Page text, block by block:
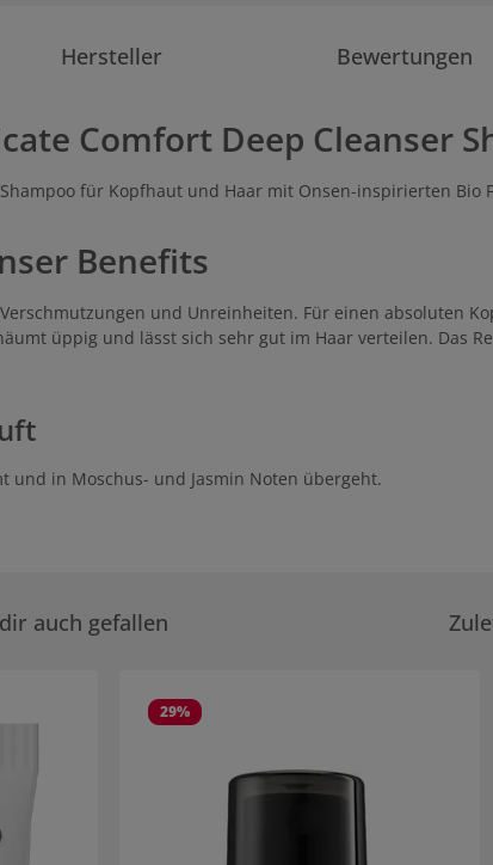
Hersteller Bewertungen
Comfort Deep Cleanser
für Kopfhaut und Haar mit Onsen-inspirierten Bio
Benefits
und Unreinheiten. Für einen absoluten
üppig und lässt sich sehr gut im Haar verteilen. Das
und in Moschus- und Jasmin Noten übergeht.
auch gefallen
29%